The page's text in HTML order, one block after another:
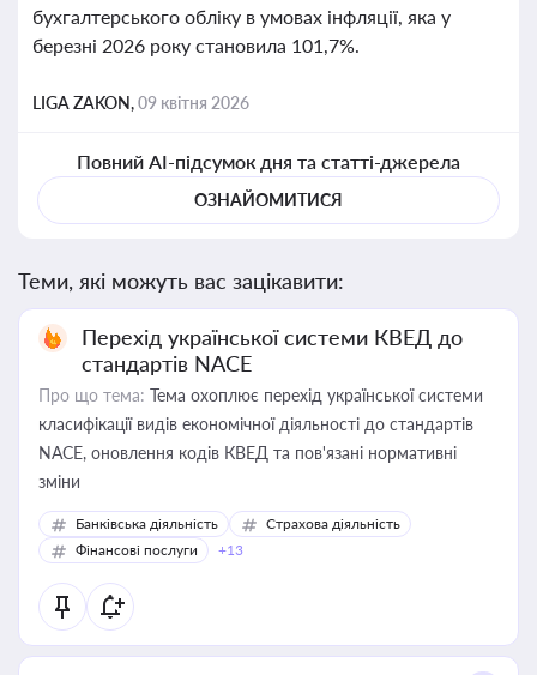
бухгалтерського обліку в умовах інфляції, яка у
березні 2026 року становила 101,7%.
LIGA ZAKON,09 квітня 2026
Повний AI-підсумок дня та статті-джерела
ОЗНАЙОМИТИСЯ
Теми, які можуть вас зацікавити:
Перехід української системи КВЕД до
стандартів NACE
Про що тема: Тема охоплює перехід української системи
класифікації видів економічної діяльності до стандартів
NACE, оновлення кодів КВЕД та пов'язані нормативні
зміни
Банківська діяльність
Страхова діяльність
Фінансові послуги
+13